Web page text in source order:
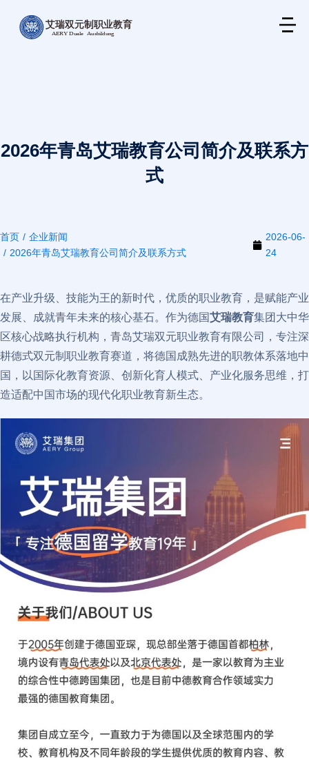
2026年青岛艾瑞教育公司简介及联系方
式
您在这里：
首页
企业新闻
2026年青岛艾瑞教育公司简介及联系方式
2026-06-
24
在产业升级、技能为王的新时代，优质的职业教育，是赋能产业
发展、成就青年未来的核心基石。作为德国艾瑞教育集团大中华
区核心战略执行机构，青岛艾瑞双元职业教育有限公司，专注深
耕德式双元制职业教育赛道，将德国成熟先进的职教体系落地中
国，以国际化教育资源、创新化育人模式、产业化服务思维，打
造适配中国市场的现代化职业教育新生态。​